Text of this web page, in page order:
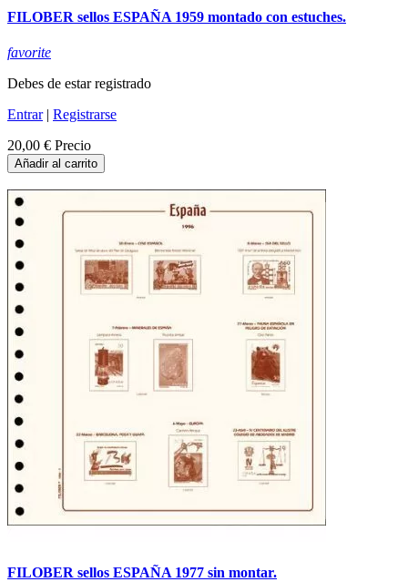
FILOBER sellos ESPAÑA 1959 montado con estuches.
favorite
Debes de estar registrado
Entrar| Registrarse
20,00 € Precio
Añadir al carrito
FILOBER sellos ESPAÑA 1977 sin montar.